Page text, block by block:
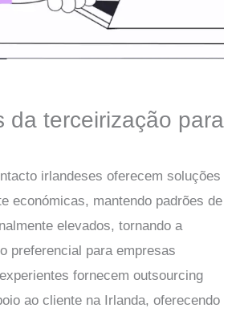
da terceirização para
irlandeses oferecem soluções
económicas, mantendo padrões de
elevados, tornando a
preferencial para empresas
fornecem outsourcing
ao cliente na Irlanda, oferecendo